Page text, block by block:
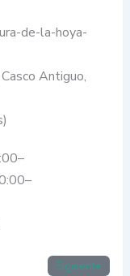
de-la-hoya-
Antiguo,
Siguiente